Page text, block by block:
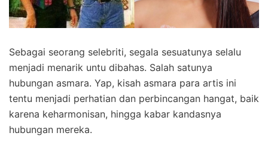
Sebagai seorang selebriti, segala sesuatunya selalu
menjadi menarik untu dibahas. Salah satunya
hubungan asmara. Yap, kisah asmara para artis ini
tentu menjadi perhatian dan perbincangan hangat, baik
karena keharmonisan, hingga kabar kandasnya
hubungan mereka.